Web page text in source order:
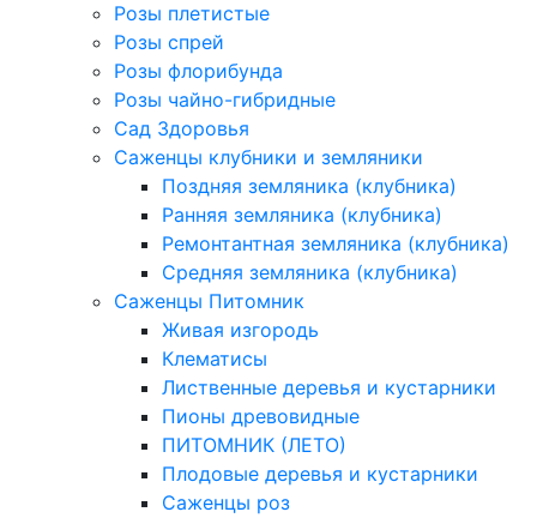
Розы плетистые
Розы спрей
Розы флорибунда
Розы чайно-гибридные
Сад Здоровья
Саженцы клубники и земляники
Поздняя земляника (клубника)
Ранняя земляника (клубника)
Ремонтантная земляника (клубника)
Средняя земляника (клубника)
Саженцы Питомник
Живая изгородь
Клематисы
Лиственные деревья и кустарники
Пионы древовидные
ПИТОМНИК (ЛЕТО)
Плодовые деревья и кустарники
Саженцы роз